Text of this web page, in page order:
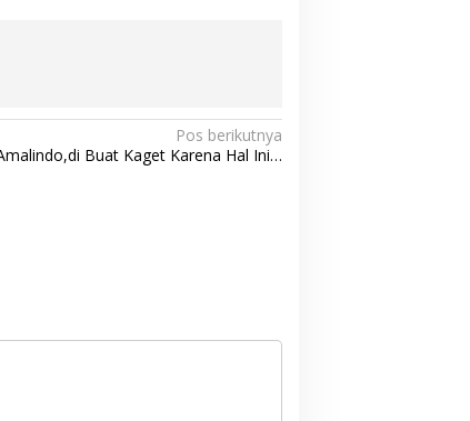
Pos berikutnya
Buat Kaget Karena Hal Ini…